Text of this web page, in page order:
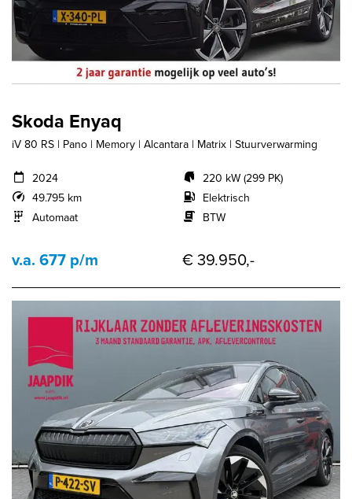
Skoda Enyaq
iV 80 RS | Pano | Memory | Alcantara | Matrix | Stuurverwarming
2024
49.795 km
Automaat
220 kW (299 PK)
Elektrisch
BTW
v.a. 677 p/m € 39.950,-